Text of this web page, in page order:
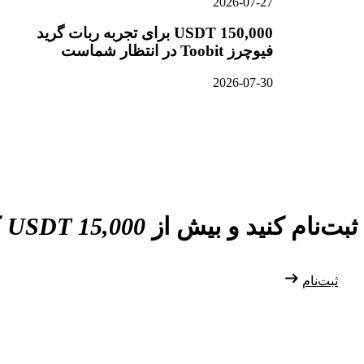
150,000 USDT برای تجربه ربات گرید
فیوچرز Toobit در انتظار شماست
2026-07-30
ثبت‌نام کنید و بیش از 15,000 USDT
ثبت‌نام